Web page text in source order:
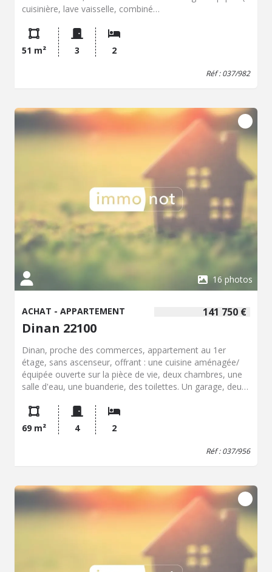
cuisinière, lave vaisselle, combiné
lumineuse, une salle d'eau avec toilettes. - au dessus :
une chambre avec dressing et bureau, une chambre noire.
Possibilité d'acquérir un garage.
51 m² 3 2
Réf : 037/982
16 photos
141 750 €
ACHAT - APPARTEMENT
Dinan 22100
Dinan, proche des commerces, appartement au 1er
étage, sans ascenseur, offrant : une cuisine aménagée/
équipée ouverte sur la pièce de vie, deux chambres, une
salle d'eau, une buanderie, des toilettes. Un garage, deux
69 m² 4 2
Réf : 037/956